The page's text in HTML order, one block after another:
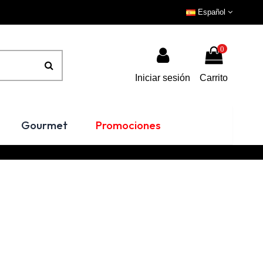
Español
Iniciar sesión
0
Carrito
Gourmet Promociones